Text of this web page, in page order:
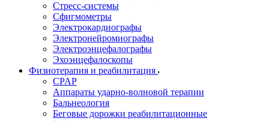
Стресс-системы
Сфигмометры
Электрокардиографы
Электронейромиографы
Электроэнцефалографы
Эхоэнцефалоскопы
Физиотерапия и реабилитация
CPAP
Аппараты ударно-волновой терапии
Бальнеология
Беговые дорожки реабилитационные